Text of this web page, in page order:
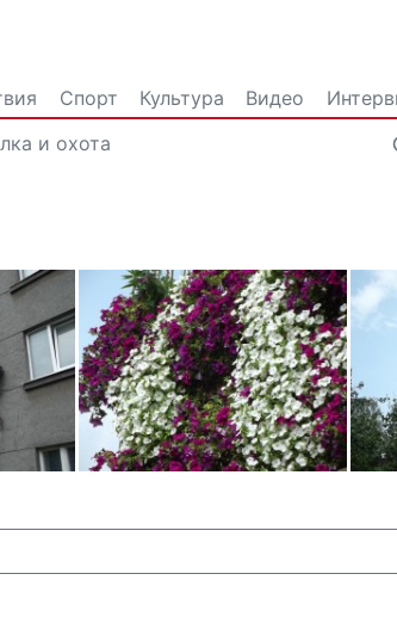
Спорт Культура Видео
и охота